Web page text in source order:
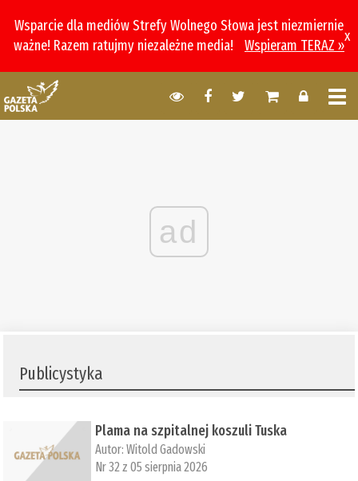
Wsparcie dla mediów Strefy Wolnego Słowa jest niezmiernie
ważne! Razem ratujmy niezależne media!
Wspieram TERAZ »
x
ad
Publicystyka
Plama na szpitalnej koszuli Tuska
Autor:Witold Gadowski
Nr 32 z 05 sierpnia 2026